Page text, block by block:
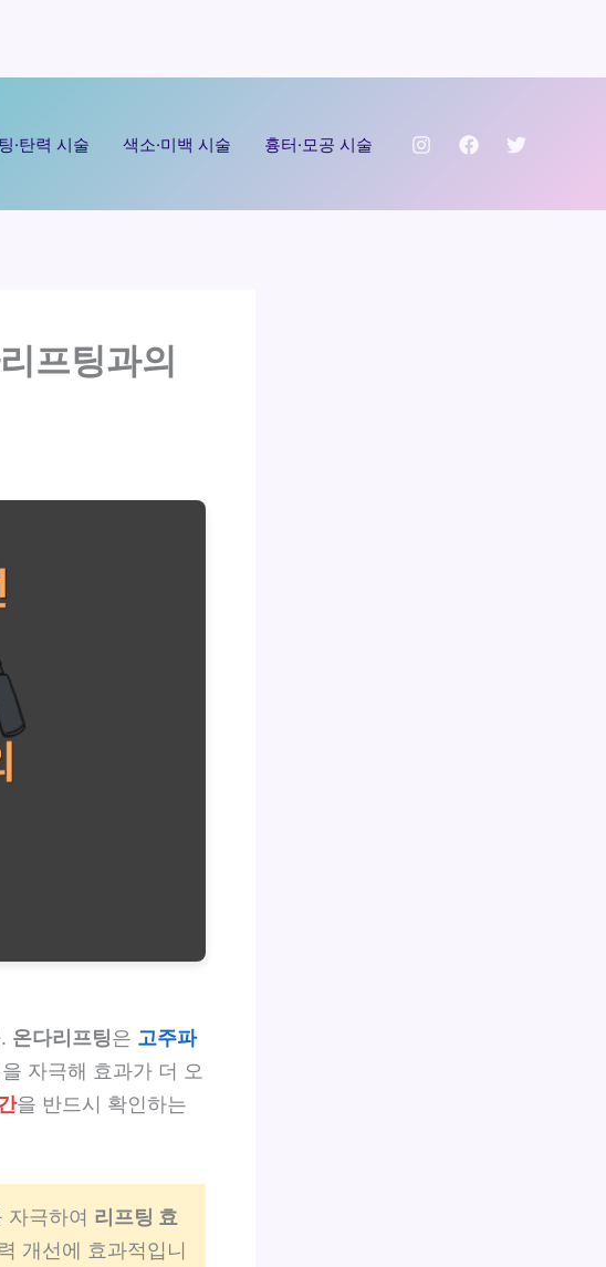
·탄력 시술 색소·미백 시술 흉터·모공 시술
프팅과의
온다리프팅은 고주파
자극해 효과가 더 오
을 반드시 확인하는
자극하여 리프팅 효
개선에 효과적입니